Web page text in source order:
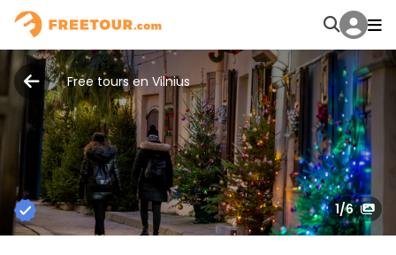
Free tours en Vilnius
1/6